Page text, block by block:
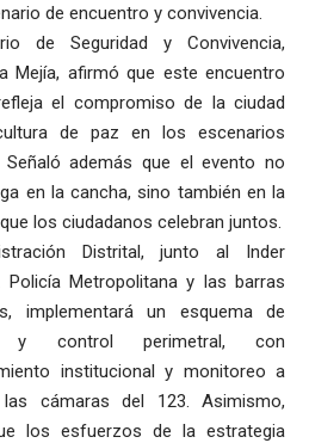
de encuentro y convivencia.
de Seguridad y Convivencia,
Mejía, afirmó que este encuentro
el compromiso de la ciudad
de paz en los escenarios
Señaló además que el evento no
en la cancha, sino también en la
los ciudadanos celebran juntos.
Distrital, junto al Inder
Policía Metropolitana y las barras
implementará un esquema de
y control perimetral, con
institucional y monitoreo a
cámaras del 123. Asimismo,
los esfuerzos de la estrategia